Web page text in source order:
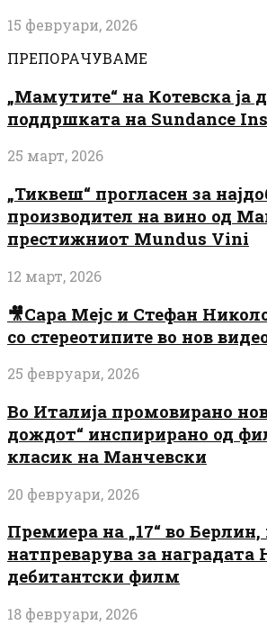
15 февруари, 2026
ПРЕПОРАЧУВАМЕ
„Мамутите“ на Котевска ја
поддршката на Sundance
25 март, 2026
„Тиквеш“ прогласен за
производител на вино од
престижниот Mundus Vini
12 март, 2026
🎥Сара Мејс и Стефан
со стереотипите во нов
25 февруари, 2026
Во Италија промовирано
дождот“ инспирирано од
класик на Манчевски
20 февруари, 2026
Премиера на „17“ во Берлин,
натпреварува за наградата
дебитантски филм
18 февруари, 2026